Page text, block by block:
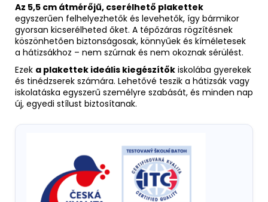
Az 5,5 cm átmérőjű, cserélhető plakettek
egyszerűen felhelyezhetők és levehetők, így bármikor
gyorsan kicserélheted őket. A tépőzáras rögzítésnek
köszönhetően biztonságosak, könnyűek és kíméletesek
a hátizsákhoz – nem szúrnak és nem okoznak sérülést.
Ezek a plakettek ideális kiegészítők iskolába gyerekek
és tinédzserek számára. Lehetővé teszik a hátizsák vagy
iskolatáska egyszerű személyre szabását, és minden nap
új, egyedi stílust biztosítanak.